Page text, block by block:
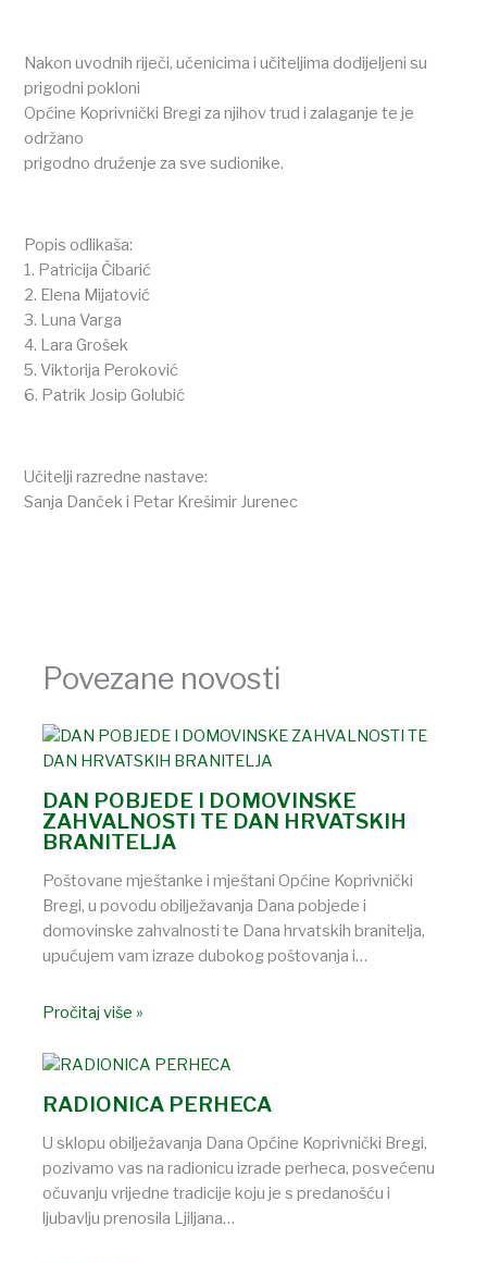
Nakon uvodnih riječi, učenicima i učiteljima dodijeljeni su
prigodni pokloni
Općine Koprivnički Bregi za njihov trud i zalaganje te je
održano
prigodno druženje za sve sudionike.
Popis odlikaša:
1. Patricija Čibarić
2. Elena Mijatović
3. Luna Varga
4. Lara Grošek
5. Viktorija Peroković
6. Patrik Josip Golubić
Učitelji razredne nastave:
Sanja Danček i Petar Krešimir Jurenec
Povezane novosti
DAN POBJEDE I DOMOVINSKE
ZAHVALNOSTI TE DAN HRVATSKIH
BRANITELJA
Poštovane mještanke i mještani Općine Koprivnički
Bregi, u povodu obilježavanja Dana pobjede i
domovinske zahvalnosti te Dana hrvatskih branitelja,
upućujem vam izraze dubokog poštovanja i…
Pročitaj više »
RADIONICA PERHECA
U sklopu obilježavanja Dana Općine Koprivnički Bregi,
pozivamo vas na radionicu izrade perheca, posvećenu
očuvanju vrijedne tradicije koju je s predanošću i
ljubavlju prenosila Ljiljana…